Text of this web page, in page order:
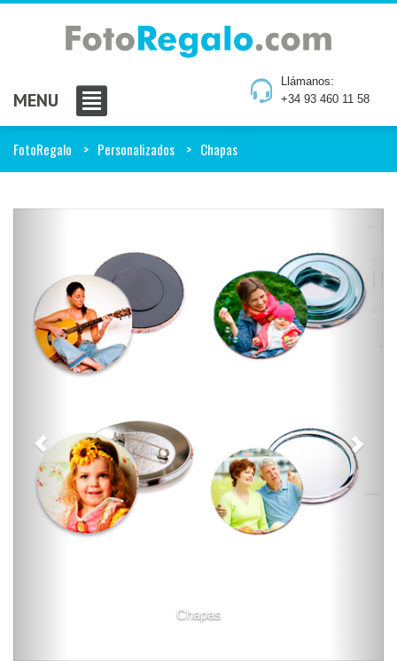
Llámanos:
+34 93 460 11 58
MENU
FotoRegalo Personalizados Chapas
Chapas